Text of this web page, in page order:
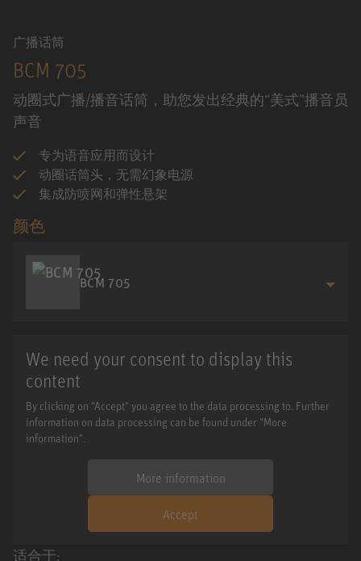
广播话筒
BCM 705
动圈式广播/播音话筒，助您发出经典的“美式”播音员
声音
专为语音应用而设计
动圈话筒头，无需幻象电源
集成防喷网和弹性悬架
颜色
BCM 705
We need your consent to display this
content
By clicking on "Accept" you agree to the data processing to. Further
information on data processing can be found under "More
information".
More information
Accept
适合于: